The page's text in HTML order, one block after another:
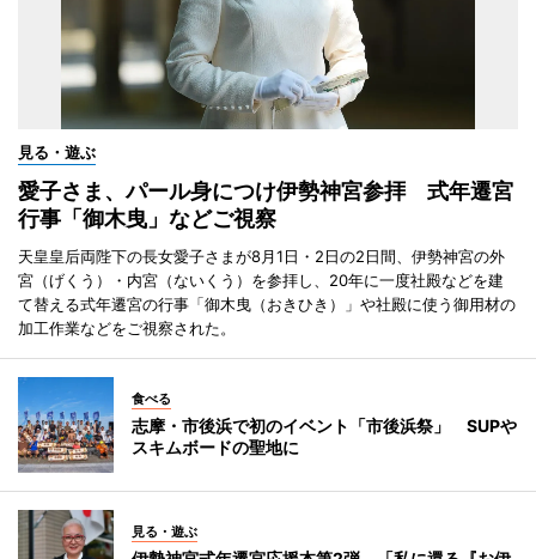
見る・遊ぶ
愛子さま、パール身につけ伊勢神宮参拝 式年遷宮
行事「御木曳」などご視察
天皇皇后両陛下の長女愛子さまが8月1日・2日の2日間、伊勢神宮の外
宮（げくう）・内宮（ないくう）を参拝し、20年に一度社殿などを建
て替える式年遷宮の行事「御木曳（おきひき）」や社殿に使う御用材の
加工作業などをご視察された。
食べる
志摩・市後浜で初のイベント「市後浜祭」 SUPや
スキムボードの聖地に
見る・遊ぶ